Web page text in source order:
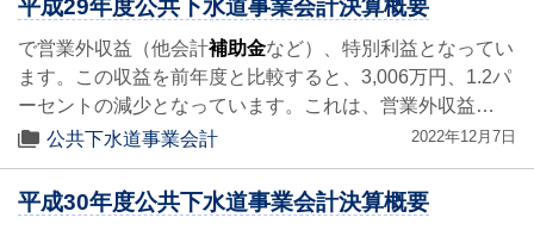
平成29年度公共下水道事業会計決算概要
で営業外収益（他会計補助金など）、特別利益となってい
ます。この収益を前年度と比較すると、3,006万円、1.2パ
ーセントの減少となっています。これは、営業外収益…
公共下水道事業会計
2022年12月7日
平成30年度公共下水道事業会計決算概要